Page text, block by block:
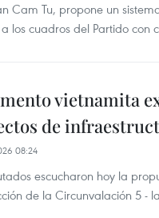
Cam Tu, propone un
los cuadros del Partido con
vietnamita
de
08:24
escucharon hoy la
de la Circunvalación 5 -